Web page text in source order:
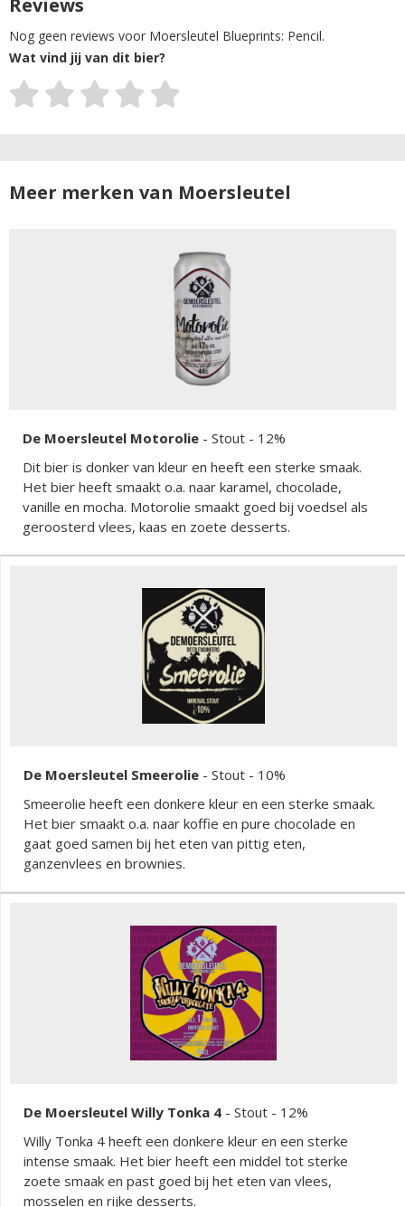
Nog geen reviews voor Moersleutel Blueprints: Pencil.
Wat vind jij van dit bier?
Meer merken van Moersleutel
De Moersleutel Motorolie - Stout - 12%
Dit bier is donker van kleur en heeft een sterke smaak.
Het bier heeft smaakt o.a. naar karamel, chocolade,
vanille en mocha. Motorolie smaakt goed bij voedsel als
geroosterd vlees, kaas en zoete desserts.
De Moersleutel Smeerolie - Stout - 10%
Smeerolie heeft een donkere kleur en een sterke smaak.
Het bier smaakt o.a. naar koffie en pure chocolade en
gaat goed samen bij het eten van pittig eten,
ganzenvlees en brownies.
De Moersleutel Willy Tonka 4 - Stout - 12%
Willy Tonka 4 heeft een donkere kleur en een sterke
intense smaak. Het bier heeft een middel tot sterke
zoete smaak en past goed bij het eten van vlees,
mosselen en rijke desserts.